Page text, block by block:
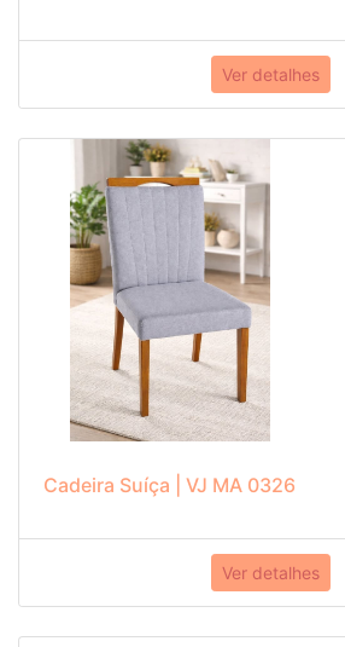
Ver detalhes
Cadeira Suíça | VJ MA 0326
Ver detalhes